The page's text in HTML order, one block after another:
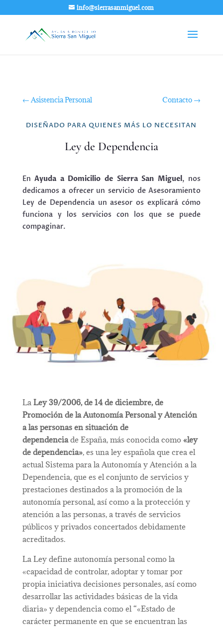
info@sierrasanmiguel.com
←Asistencia Personal Contacto →
DISEÑADO PARA QUIENES MÁS LO NECESITAN
Ley de Dependencia
EnAyuda a Domicilio de Sierra San Miguel, nos
dedicamos a ofrecer un servicio de Asesoramiento
Ley de Dependencia un asesor os explicará cómo
funciona y los servicios con los que se puede
compaginar.
La Ley 39/2006, de 14 de diciembre, de
Promoción de la Autonomía Personal y Atención
a las personas en situación de
dependencia de España, más conocida como «ley
de dependencia», es una ley española que crea el
actual Sistema para la Autonomía y Atención a la
Dependencia, que es el conjunto de servicios y
prestaciones destinados a la promoción de la
autonomía personal, así como a la protección y
atención a las personas, a través de servicios
públicos y privados concertados debidamente
acreditados.
La Ley define autonomía personal como la
«capacidad de controlar, adoptar y tomar por
propia iniciativa decisiones personales, así como
desarrollar las actividades básicas de la vida
diaria» y dependencia como el “«Estado de
carácter permanente en que se encuentran las